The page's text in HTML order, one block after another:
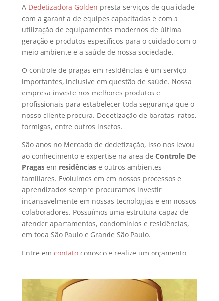
A Dedetizadora Golden presta serviços de qualidade
com a garantia de equipes capacitadas e com a
utilização de equipamentos modernos de última
geração e produtos específicos para o cuidado com o
meio ambiente e a saúde de nossa sociedade.
O controle de pragas em residências é um serviço
importantes, inclusive em questão de saúde. Nossa
empresa investe nos melhores produtos e
profissionais para estabelecer toda segurança que o
nosso cliente procura. Dedetização de baratas, ratos,
formigas, entre outros insetos.
São anos no Mercado de dedetização, isso nos levou
ao conhecimento e expertise na área de Controle De
Pragasem residências e outros ambientes
familiares. Evoluímos em em nossos processos e
aprendizados sempre procuramos investir
incansavelmente em nossas tecnologias e em nossos
colaboradores. Possuímos uma estrutura capaz de
atender apartamentos, condomínios e residências,
em toda São Paulo e Grande São Paulo.
Entre em contatoconosco e realize um orçamento.